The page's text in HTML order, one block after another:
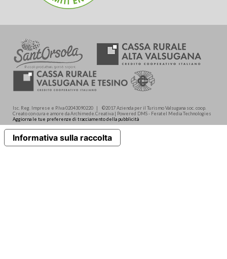
Isc. Reg. Imprese e P.Iva 02043090220 | ©2017 Azienda per il Turismo Valsugana soc. coop.
Creato con cura e amore da Archimede.Creativa | Powered DMS - Feratel Media Technologies
Aggiorna le tue preferenze di tracciamento della pubblicità
Informativa sulla raccolta